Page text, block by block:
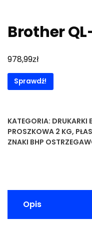
Brother
978,99zł
Sprawdź!
KATEGORIA: DRUKARKI
PROSZKOWA 2 KG,
ZNAKI BHP
Opis